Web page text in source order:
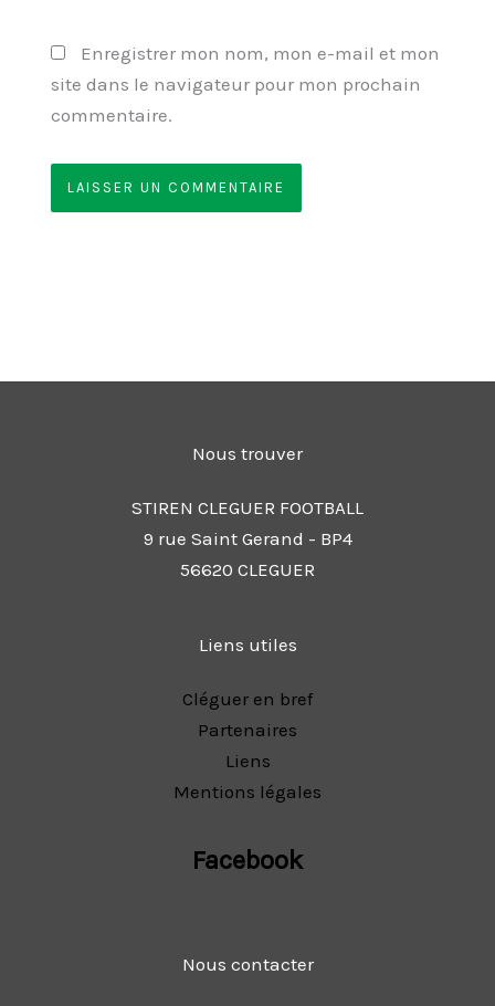
Enregistrer mon nom, mon e-mail et mon
site dans le navigateur pour mon prochain
commentaire.
Nous trouver
STIREN CLEGUER FOOTBALL
9 rue Saint Gerand - BP4
56620 CLEGUER
Liens utiles
Cléguer en bref
Partenaires
Liens
Mentions légales
Facebook
Nous contacter